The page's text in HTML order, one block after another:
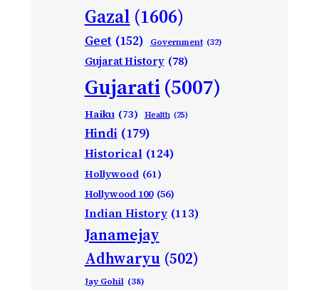
Gazal (1606)
Geet (152) Government (32)
Gujarat History (78)
Gujarati(5007)
Haiku (73) Health (25)
Hindi (179)
Historical (124)
Hollywood (61)
Hollywood 100 (56)
Indian History (113)
Janamejay
Adhwaryu (502)
Jay Gohil (38)